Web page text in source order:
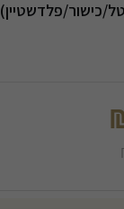
כישור/פלדשטיין)